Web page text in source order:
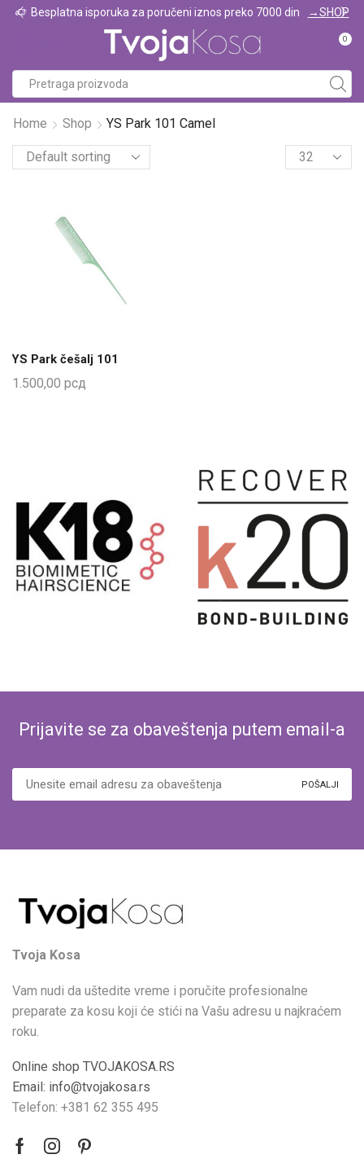
Besplatna isporuka za poručeni iznos preko 7000 din →SHOP
0
Home Shop YS Park 101 Camel
YS Park češalj 101
1.500,00 рсд
Prijavite se za obaveštenja putem email-a
Tvoja Kosa
Vam nudi da uštedite vreme i poručite profesionalne
preparate za kosu koji će stići na Vašu adresu u najkraćem
roku.
Online shop TVOJAKOSA.RS
Email: info@tvojakosa.rs
Telefon: +381 62 355 495